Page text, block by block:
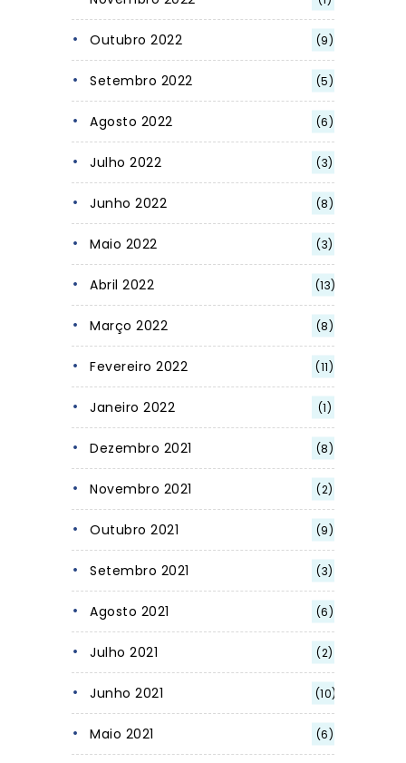
Outubro 2022 (9)
Setembro 2022 (5)
Agosto 2022 (6)
Julho 2022 (3)
Junho 2022 (8)
Maio 2022 (3)
Abril 2022 (13)
Março 2022 (8)
Fevereiro 2022 (11)
Janeiro 2022 (1)
Dezembro 2021 (8)
Novembro 2021 (2)
Outubro 2021 (9)
Setembro 2021 (3)
Agosto 2021 (6)
Julho 2021 (2)
Junho 2021 (10)
Maio 2021 (6)